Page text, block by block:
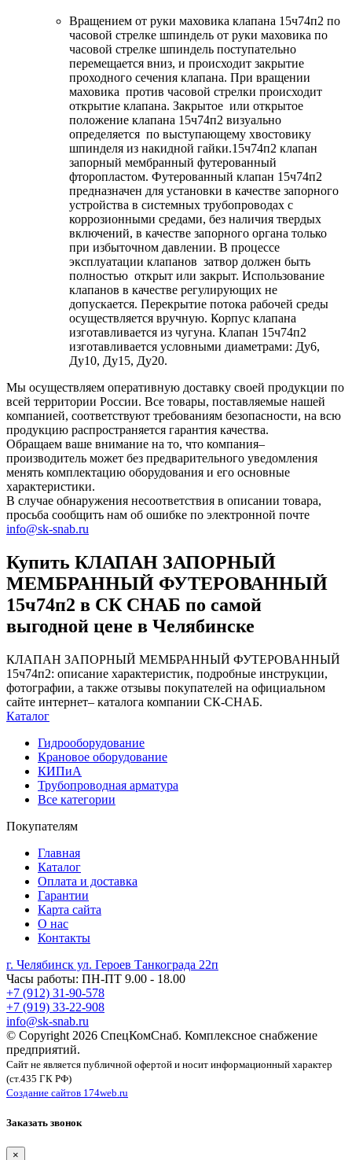
Вращением от руки маховика клапана 15ч74п2 по
часовой стрелке шпиндель от руки маховика по
часовой стрелке шпиндель поступательно
перемещается вниз, и происходит закрытие
проходного сечения клапана. При вращении
маховика против часовой стрелки происходит
открытие клапана. Закрытое или открытое
положение клапана 15ч74п2 визуально
определяется по выступающему хвостовику
шпинделя из накидной гайки.​15ч74п2 клапан
запорный мембранный футерованный
фторопластом. Футерованный клапан 15ч74п2
предназначен для установки в качестве запорного
устройства в системных трубопроводах с
коррозионными средами, без наличия твердых
включений, в качестве запорного органа только
при избыточном давлении. В процессе
эксплуатации клапанов затвор должен быть
полностью открыт или закрыт. Использование
клапанов в качестве регулирующих не
допускается. Перекрытие потока рабочей среды
осуществляется вручную. Корпус клапана
изготавливается из чугуна. Клапан 15ч74п2
изготавливается условными диаметрами: Ду6,
Ду10, Ду15, Ду20.
Мы осуществляем оперативную доставку своей продукции по
всей территории России. Все товары, поставляемые нашей
компанией, соответствуют требованиям безопасности, на всю
продукцию распространяется гарантия качества.
Обращаем ваше внимание на то, что компания–
производитель может без предварительного уведомления
менять комплектацию оборудования и его основные
характеристики.
В случае обнаружения несоответствия в описании товара,
просьба сообщить нам об ошибке по электронной почте
info@sk-snab.ru
Купить КЛАПАН ЗАПОРНЫЙ
МЕМБРАННЫЙ ФУТЕРОВАННЫЙ
15ч74п2 в СК СНАБ по самой
выгодной цене в Челябинске
КЛАПАН ЗАПОРНЫЙ МЕМБРАННЫЙ ФУТЕРОВАННЫЙ
15ч74п2: описание характеристик, подробные инструкции,
фотографии, а также отзывы покупателей на официальном
сайте интернет– каталога компании СК-СНАБ.
Каталог
Гидрооборудование
Крановое оборудование
КИПиА
Трубопроводная арматура
Все категории
Покупателям
Главная
Каталог
Оплата и доставка
Гарантии
Карта сайта
О нас
Контакты
г. Челябинск ул. Героев Танкограда 22п
Часы работы: ПН-ПТ 9.00 - 18.00
+7 (912) 31-90-578
+7 (919) 33-22-908
info@sk-snab.ru
© Copyright 2026 СпецКомСнаб. Комплексное снабжение
предприятий.
Сайт не является публичной офертой и носит информационный характер
(ст.435 ГК РФ)
Создание сайтов 174web.ru
Заказать звонок
×